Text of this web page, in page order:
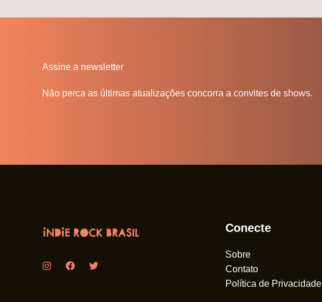
Assine a newsletter
Não perca as últimas atualizações concorra a convites de shows.
Conecte
Sobre
Contato
Política de Privacidade